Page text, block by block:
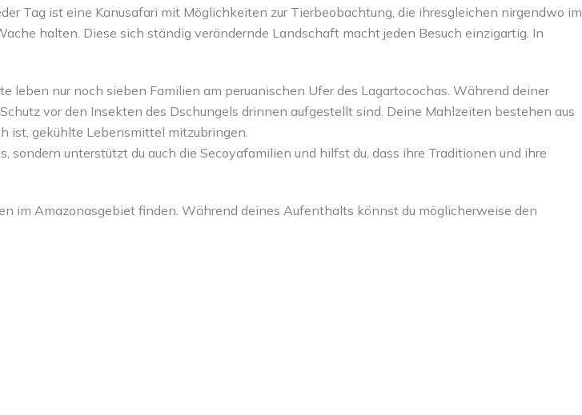
Tag ist eine Kanusafari mit Möglichkeiten zur Tierbeobachtung, die ihresgleichen nirgendwo im
halten. Diese sich ständig verändernde Landschaft macht jeden Besuch einzigartig. In
nur noch sieben Familien am peruanischen Ufer des Lagartocochas. Während deiner
vor den Insekten des Dschungels drinnen aufgestellt sind. Deine Mahlzeiten bestehen aus
ist, gekühlte Lebensmittel mitzubringen.
unterstützt du auch die Secoyafamilien und hilfst du, dass ihre Traditionen und ihre
im Amazonasgebiet finden. Während deines Aufenthalts könnst du möglicherweise den